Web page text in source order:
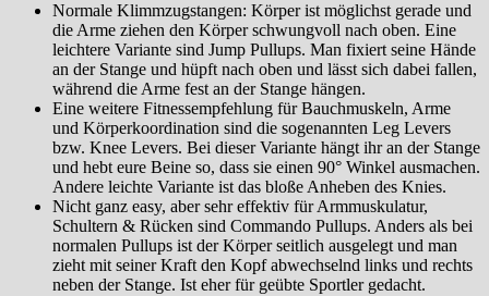
Normale Klimmzugstangen: Körper ist möglichst gerade und
die Arme ziehen den Körper schwungvoll nach oben. Eine
leichtere Variante sind Jump Pullups. Man fixiert seine Hände
an der Stange und hüpft nach oben und lässt sich dabei fallen,
während die Arme fest an der Stange hängen.
Eine weitere Fitnessempfehlung für Bauchmuskeln, Arme
und Körperkoordination sind die sogenannten Leg Levers
bzw. Knee Levers. Bei dieser Variante hängt ihr an der Stange
und hebt eure Beine so, dass sie einen 90° Winkel ausmachen.
Andere leichte Variante ist das bloße Anheben des Knies.
Nicht ganz easy, aber sehr effektiv für Armmuskulatur,
Schultern & Rücken sind Commando Pullups. Anders als bei
normalen Pullups ist der Körper seitlich ausgelegt und man
zieht mit seiner Kraft den Kopf abwechselnd links und rechts
neben der Stange. Ist eher für geübte Sportler gedacht.